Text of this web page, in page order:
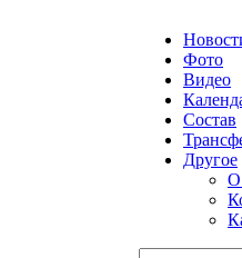
Фото
Видео
Состав
Другое
О